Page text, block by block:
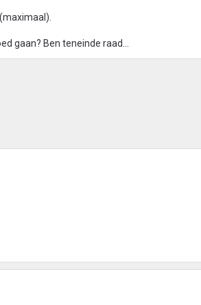
gaan? Ben teneinde raad…